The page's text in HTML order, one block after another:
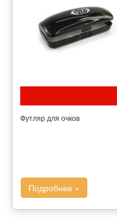
Футляр для очков
Подробнее »